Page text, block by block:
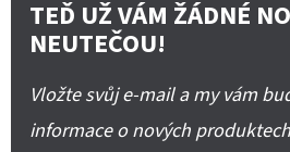
TEĎ UŽ VÁM ŽÁDNÉ
NEUTEČOU!
Vložte svůj e-mail a my vám
informace o nových